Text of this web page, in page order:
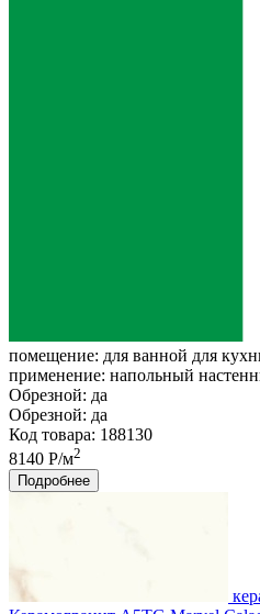
помещение: для ванной для
применение: напольный
Обрезной: да
Обрезной: да
Код товара: 188130
8140 Р/м2
Подробнее